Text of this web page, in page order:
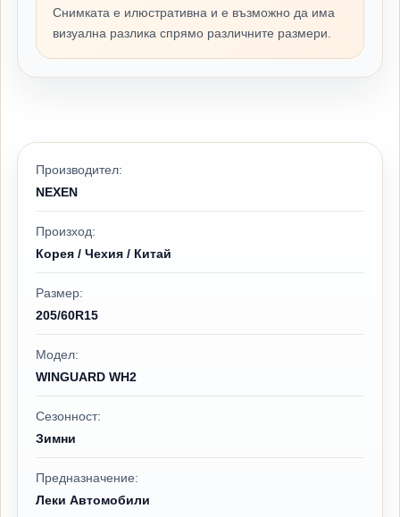
Снимката е илюстративна и е възможно да има
визуална разлика спрямо различните размери.
Производител:
NEXEN
Произход:
Корея / Чехия / Китай
Размер:
205/60R15
Модел:
WINGUARD WH2
Сезонност:
Зимни
Предназначение:
Леки Автомобили